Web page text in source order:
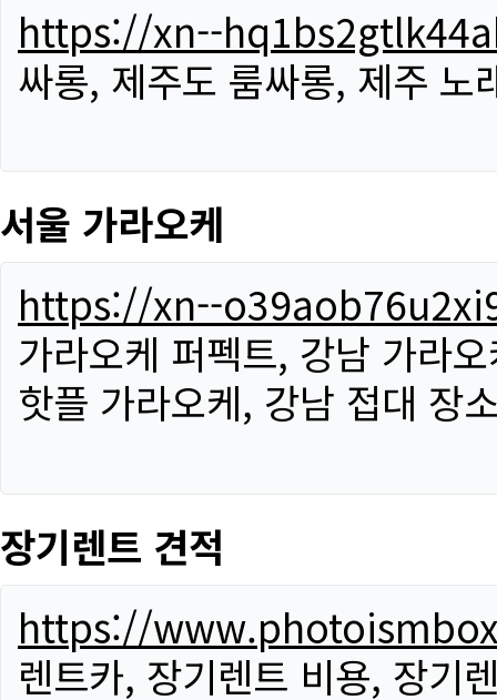
https://xn--
싸롱, 제주도 룸싸롱, 제주 노
서울 가라오케
https://xn--
가라오케 퍼펙트, 강남 가라
핫플 가라오케, 강남 접대 장
장기렌트 견적
https://
렌트카, 장기렌트 비용, 장기